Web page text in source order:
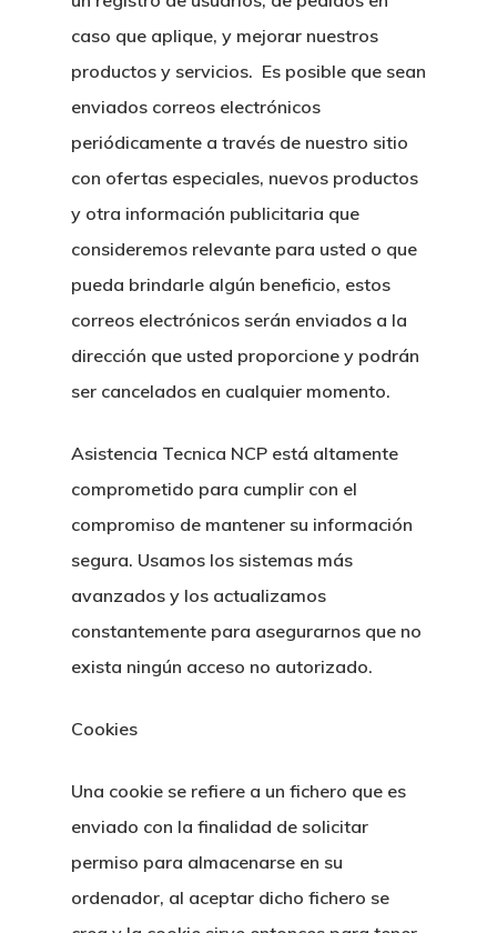
caso que aplique, y mejorar nuestros
productos y servicios. Es posible que sean
enviados correos electrónicos
periódicamente a través de nuestro sitio
con ofertas especiales, nuevos productos
y otra información publicitaria que
consideremos relevante para usted o que
pueda brindarle algún beneficio, estos
correos electrónicos serán enviados a la
dirección que usted proporcione y podrán
ser cancelados en cualquier momento.
Asistencia Tecnica NCP está altamente
comprometido para cumplir con el
compromiso de mantener su información
segura. Usamos los sistemas más
avanzados y los actualizamos
constantemente para asegurarnos que no
exista ningún acceso no autorizado.
Cookies
Una cookie se refiere a un fichero que es
enviado con la finalidad de solicitar
permiso para almacenarse en su
ordenador, al aceptar dicho fichero se